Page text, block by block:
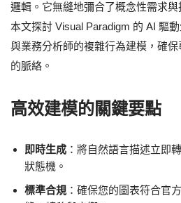
邏輯。它無縫地彌合了概念性需求與
本文探討 Visual Paradigm 的 AI 驅
與業務分析師的複雜行為建模，確
的脈絡。
高效建模的關鍵要點
即時生成 ：將自然語言描述立即
狀態機。
標準合規 ：確保您的圖表符合官